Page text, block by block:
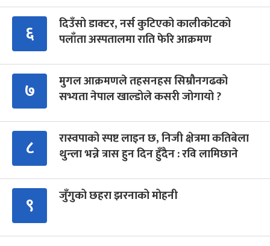
६
दिउँसो डाक्टर, नर्स कुटिएको कालीकोटको
पलाँता अस्पतालमा राति फेरि आक्रमण
७
मुगल आक्रमणले तहसनहस सिम्रौनगढको
सभ्यता नेपाल खाल्डोले कसरी जोगायो ?
८
रास्वपाको स्पष्ट लाइन छ, निजी क्षेत्रमा कतिबेला
थुन्ला भन्ने त्रास हुन दिन हुँदैन : रवि लामिछाने
९ जुँगुको छहरा झरनाको मोहनी